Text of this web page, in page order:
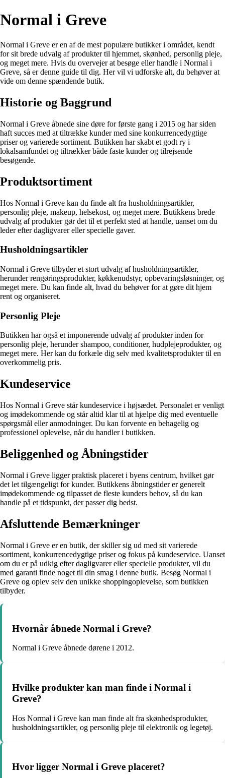
Normal i Greve
Normal i Greve er en af de mest populære butikker i området, kendt
for sit brede udvalg af produkter til hjemmet, skønhed, personlig pleje,
og meget mere. Hvis du overvejer at besøge eller handle i Normal i
Greve, så er denne guide til dig. Her vil vi udforske alt, du behøver at
vide om denne spændende butik.
Historie og Baggrund
Normal i Greve åbnede sine døre for første gang i 2015 og har siden
haft succes med at tiltrække kunder med sine konkurrencedygtige
priser og varierede sortiment. Butikken har skabt et godt ry i
lokalsamfundet og tiltrækker både faste kunder og tilrejsende
besøgende.
Produktsortiment
Hos Normal i Greve kan du finde alt fra husholdningsartikler,
personlig pleje, makeup, helsekost, og meget mere. Butikkens brede
udvalg af produkter gør det til et perfekt sted at handle, uanset om du
leder efter dagligvarer eller specielle gaver.
Husholdningsartikler
Normal i Greve tilbyder et stort udvalg af husholdningsartikler,
herunder rengøringsprodukter, køkkenudstyr, opbevaringsløsninger, og
meget mere. Du kan finde alt, hvad du behøver for at gøre dit hjem
rent og organiseret.
Personlig Pleje
Butikken har også et imponerende udvalg af produkter inden for
personlig pleje, herunder shampoo, conditioner, hudplejeprodukter, og
meget mere. Her kan du forkæle dig selv med kvalitetsprodukter til en
overkommelig pris.
Kundeservice
Hos Normal i Greve står kundeservice i højsædet. Personalet er venligt
og imødekommende og står altid klar til at hjælpe dig med eventuelle
spørgsmål eller anmodninger. Du kan forvente en behagelig og
professionel oplevelse, når du handler i butikken.
Beliggenhed og Åbningstider
Normal i Greve ligger praktisk placeret i byens centrum, hvilket gør
det let tilgængeligt for kunder. Butikkens åbningstider er generelt
imødekommende og tilpasset de fleste kunders behov, så du kan
handle på et tidspunkt, der passer dig bedst.
Afsluttende Bemærkninger
Normal i Greve er en butik, der skiller sig ud med sit varierede
sortiment, konkurrencedygtige priser og fokus på kundeservice. Uanset
om du er på udkig efter dagligvarer eller specielle produkter, vil du
med garanti finde noget til din smag i denne butik. Besøg Normal i
Greve og oplev selv den unikke shoppingoplevelse, som butikken
tilbyder.
Hvornår åbnede Normal i Greve?
Normal i Greve åbnede dørene i 2012.
Hvilke produkter kan man finde i Normal i
Greve?
Hos Normal i Greve kan man finde alt fra skønhedsprodukter,
husholdningsartikler, og personlig pleje til elektronik og legetøj.
Hvor ligger Normal i Greve placeret?